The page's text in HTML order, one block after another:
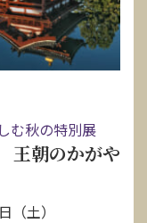
む秋の特別展
王朝のかがや
土）